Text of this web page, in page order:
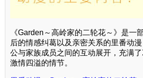
《Garden～高岭家的二轮花～》是一
后的情感纠葛以及亲密关系的里番动
公与家族成员之间的互动展开，充满
激情四溢的情节。